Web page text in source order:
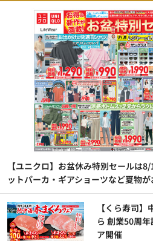
【ユニクロ】お盆休み特別セールは
ットパーカ・ギアショーツなど夏物
【くら寿司
ら 創業50周
ア開催